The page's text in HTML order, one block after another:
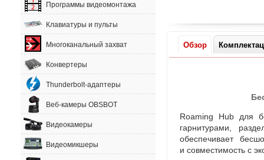
Программы видеомонтажа
Клавиатуры и пульты
Многоканальный захват
Конвертеры
Thunderbolt-адаптеры
Веб-камеры OBSBOT
Видеокамеры
Видеомикшеры
Обзор
Roaming Hub для
гарнитурами
обеспечивает
и совместимость с